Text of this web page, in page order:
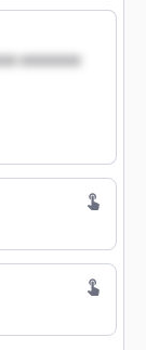
xxxxxxx